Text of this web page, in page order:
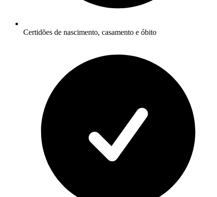
Certidões de nascimento, casamento e óbito